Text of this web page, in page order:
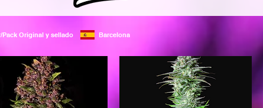
Pack Original y sellado Barcelona